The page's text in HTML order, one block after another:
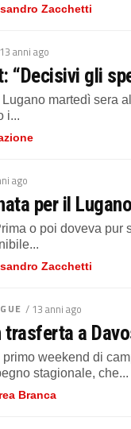
Zacchetti
anni ago
“Decisivi gli
Lugano martedì sera
i...
ago
per il
o poi doveva
Zacchetti
/ 13 anni ago
trasferta a
primo weekend di
stagionale, che...
Branca